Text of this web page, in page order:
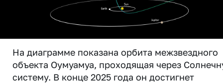
На диаграмме показана орбита межзвездного
объекта Оумуамуа, проходящая через
систему. В конце 2025 года он достигнет